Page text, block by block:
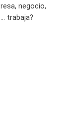
negocio,
trabaja?